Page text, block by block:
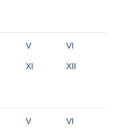
V VI
XI XII
V VI